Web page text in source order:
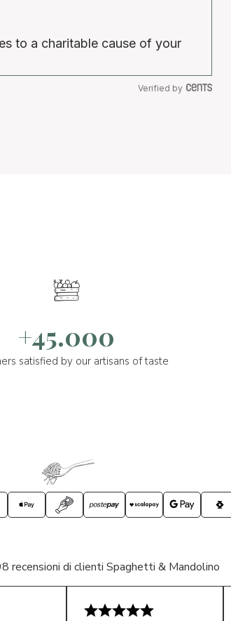
to a charitable cause of your
Verified by
+45.000
satisfied by our artisans of taste
recensioni di clienti Spaghetti & Mandolino